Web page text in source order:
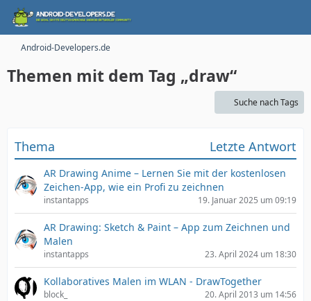
Android-Developers.de
Themen mit dem Tag „draw“
Suche nach Tags
Thema Letzte Antwort
AR Drawing Anime – Lernen Sie mit der kostenlosen
Zeichen-App, wie ein Profi zu zeichnen
instantapps 19. Januar 2025 um 09:19
AR Drawing: Sketch & Paint – App zum Zeichnen und
Malen
instantapps 23. April 2024 um 18:30
Kollaboratives Malen im WLAN - DrawTogether
block_ 20. April 2013 um 14:56